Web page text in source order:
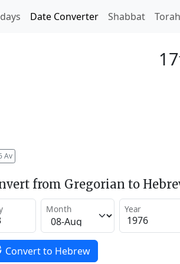
Date Converter Shabbat Torah
Av
from Gregorian to
Month Year
Convert to Hebrew